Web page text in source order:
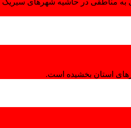
به مناطقی در حاشیه شهرهای
استان بخشیده است.